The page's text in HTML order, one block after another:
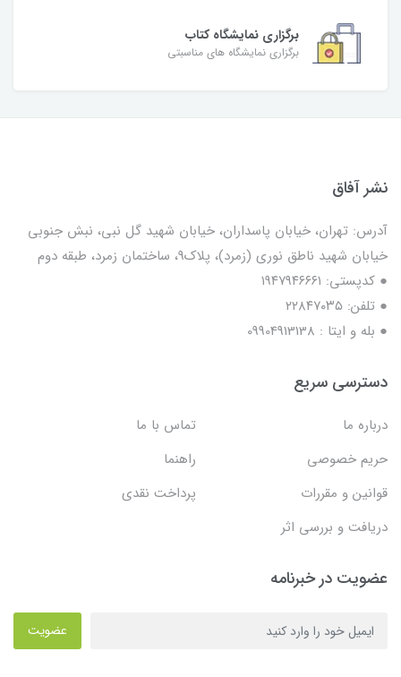
برگزاری نمایشگاه کتاب
برگزاری نمایشگاه های مناسبتی
نشر آفاق
آدرس: تهران، خیابان پاسداران، خیابان شهید گل نبی، نبش جنوبی
خیابان شهید ناطق نوری (زمرد)، پلاک9، ساختمان زمرد، طبقه دوم
● کدپستی: ۱۹۴۷۹۴۶۶۶۱
● تلفن: ٢٢٨۴٧۰۳۵
● بله و ایتا : 09904913138
دسترسی سریع
درباره ما
تماس با ما
حریم خصوصی
راهنما
قوانین و مقررات
پرداخت نقدی
دریافت و بررسی اثر
عضویت در خبرنامه
عضویت